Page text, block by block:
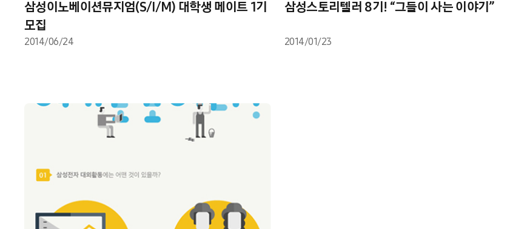
삼성이노베이션뮤지엄(S/I/M) 대학생 메이트 1기
모집
2014/06/24
삼성스토리텔러 8기! “그들이 사는 이야기”
2014/01/23